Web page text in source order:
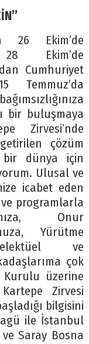
26 Ekim’de
28 Ekim’de
Cumhuriyet
Temmuz’da
bir buluşmaya
Zirvesi’nde
çözüm
bir dünya için
Ulusal ve
icabet eden
programlarla
Onur
Yürütme
ve
çok
Kurulu üzerine
Zirvesi
bilgisini
ile İstanbul
Saray Bosna